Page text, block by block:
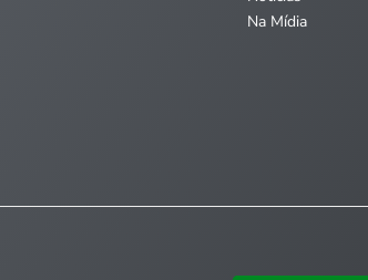
Na Mídia